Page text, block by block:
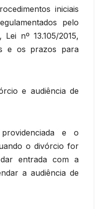
iniciais
pelo
nº 13.105/2015,
e os prazos para
e audiência de
e o
o divórcio for
entrada com a
a audiência de